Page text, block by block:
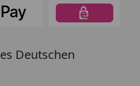
Deutschen